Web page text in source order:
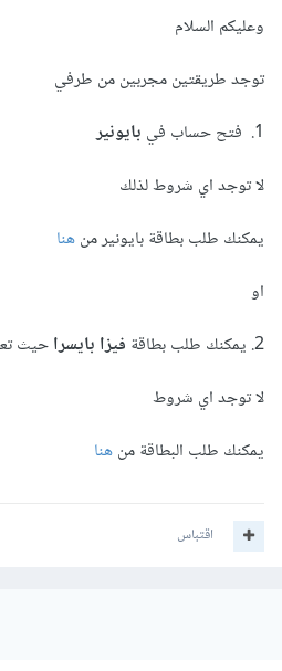
وعليكم السلام
توجد طريقتين مجربين من طرفي
1. فتح حساب في
بايونير
لا توجد اي شروط لذلك
يمكنك طلب بطاقة بايونير منهنا
او
2. يمكنك طلب بطاقة
فيزا بايسراحيث
لا توجد اي شروط
يمكنك طلب البطاقة منهنا
اقتباس